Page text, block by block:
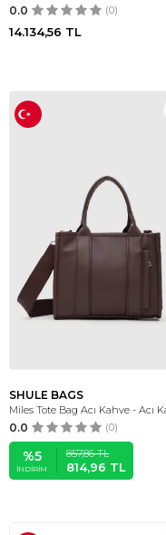
0.0 (0)
14.134,56 TL
SHULE BAGS
Miles Tote Bag Acı Kahve - Acı
0.0 (0)
%5
İNDIRIM
857,86TL
814,96 TL